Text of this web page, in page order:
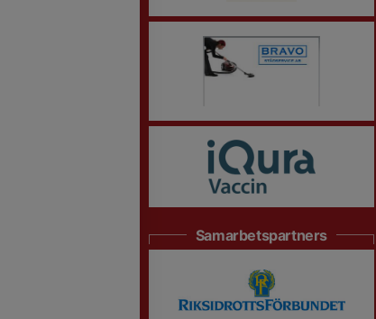
Samarbetspartners